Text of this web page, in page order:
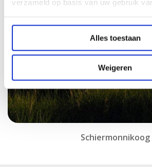
verzameld op basis van uw gebruik
Alles toestaan
Weigeren
Schiermonnikoog